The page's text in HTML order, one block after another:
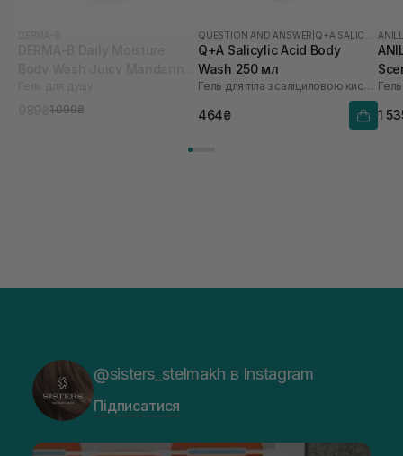
1 099₴
QUESTION AND ANSWER
Q+A Salicylic Acid Body
Wash 250 мл
Гель для тіла з саліциловою кислотою
464₴
Гель
1
@sisters_stelmakh в Instagram
Підписатися